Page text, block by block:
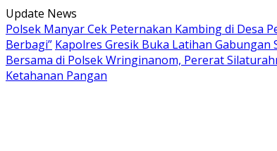
Langsung
ke
konten
Update News
Polsek Manyar Cek Peternakan Kambing di Desa
Berbagi” Kapolres Gresik Buka Latihan
Bersama di Polsek Wringinanom, Pererat
Ketahanan Pangan